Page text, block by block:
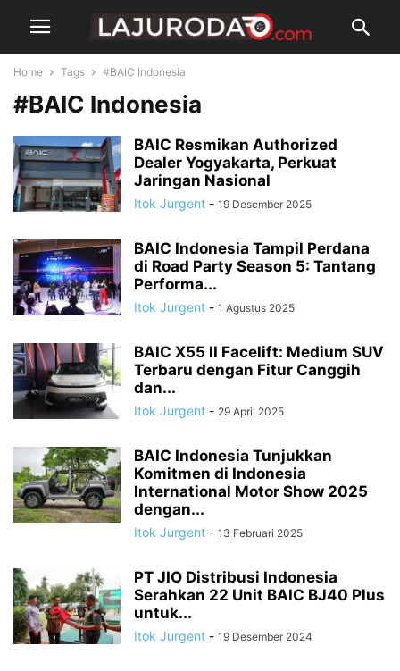
Home Tags #BAIC Indonesia
#BAIC Indonesia
BAIC Resmikan Authorized
Dealer Yogyakarta, Perkuat
Jaringan Nasional
Itok Jurgent - 19 Desember 2025
BAIC Indonesia Tampil Perdana
di Road Party Season 5: Tantang
Performa...
Itok Jurgent - 1 Agustus 2025
BAIC X55 II Facelift: Medium SUV
Terbaru dengan Fitur Canggih
dan...
Itok Jurgent - 29 April 2025
BAIC Indonesia Tunjukkan
Komitmen di Indonesia
International Motor Show 2025
dengan...
Itok Jurgent - 13 Februari 2025
PT JIO Distribusi Indonesia
Serahkan 22 Unit BAIC BJ40 Plus
untuk...
Itok Jurgent - 19 Desember 2024